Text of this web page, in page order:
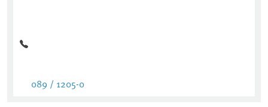
089 / 1205-0